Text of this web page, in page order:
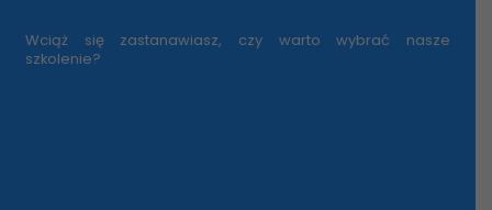
Wciąż się zastanawiasz, czy warto wybrać nasze
szkolenie?